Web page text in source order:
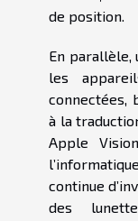
de position.
En parallèle,
les
connectées,
à la
Apple
continue
des